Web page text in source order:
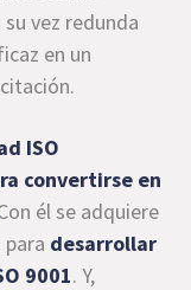
vez redunda
en un
ISO
convertirse en
él se adquiere
desarrollar
9001. Y,